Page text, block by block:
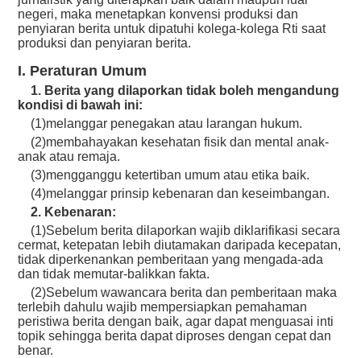
negeri, maka menetapkan konvensi produksi dan
penyiaran berita untuk dipatuhi kolega-kolega Rti saat
produksi dan penyiaran berita.
I. Peraturan Umum
1. Berita yang dilaporkan tidak boleh mengandung
kondisi di bawah ini:
(1)melanggar penegakan atau larangan hukum.
(2)membahayakan kesehatan fisik dan mental anak-
anak atau remaja.
(3)mengganggu ketertiban umum atau etika baik.
(4)melanggar prinsip kebenaran dan keseimbangan.
2. Kebenaran:
(1)Sebelum berita dilaporkan wajib diklarifikasi secara
cermat, ketepatan lebih diutamakan daripada kecepatan,
tidak diperkenankan pemberitaan yang mengada-ada
dan tidak memutar-balikkan fakta.
(2)Sebelum wawancara berita dan pemberitaan maka
terlebih dahulu wajib mempersiapkan pemahaman
peristiwa berita dengan baik, agar dapat menguasai inti
topik sehingga berita dapat diproses dengan cepat dan
benar.